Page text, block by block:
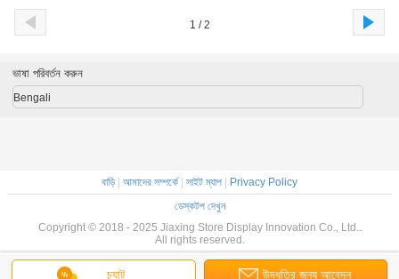
1 / 2
চ্যাট উদ্ধৃতির জন্য আবেদন
ভাষা পরিবর্তন করুন
Bengali
বাড়ি| আমাদের সম্পর্কে সাইট ম্যাপ
Privacy Policy
ডেস্কটপ দেখুন
Copyright © 2018 - 2025 Jiaxing Store Display Innovation Co., Ltd..
All rights reserved.